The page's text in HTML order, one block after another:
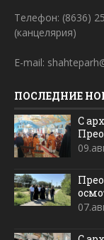
Телефон: (8636)
(канцелярия)
E-mail:
ПОСЛЕДНИЕ
С